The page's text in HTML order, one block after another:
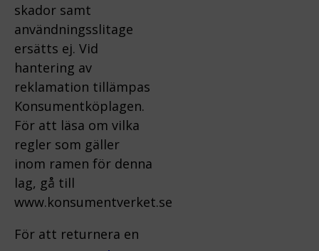
skador samt
användningsslitage
ersätts ej. Vid
hantering av
reklamation tillämpas
Konsumentköplagen.
För att läsa om vilka
regler som gäller
inom ramen för denna
lag, gå till
www.konsumentverket.se
För att returnera en